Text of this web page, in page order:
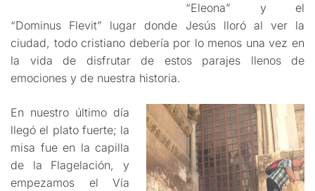
“Eleona” y el
“Dominus Flevit” lugar donde Jesús lloró al ver la
ciudad, todo cristiano debería por lo menos una vez en
la vida de disfrutar de estos parajes llenos de
emociones y de nuestra historia.
En nuestro último día
llegó el plato fuerte; la
misa fue en la capilla
de la Flagelación, y
empezamos el Vía